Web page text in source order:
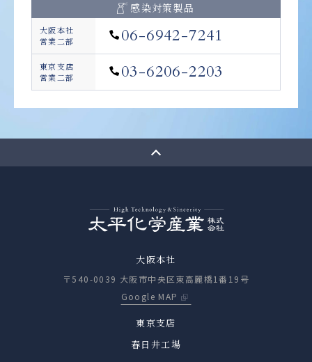
感染対策製品
大阪本社
営業二部
06-6942-7241
東京支店
営業二部
03-6206-2203
大阪本社
〒540-0039 大阪市中央区東高麗橋1番19号
Google MAP
東京支店
春日井工場